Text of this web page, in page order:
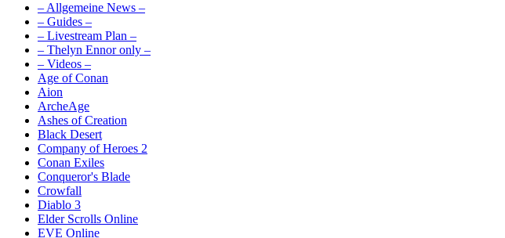
– Allgemeine News –
– Guides –
– Livestream Plan –
– Thelyn Ennor only –
– Videos –
Age of Conan
Aion
ArcheAge
Ashes of Creation
Black Desert
Company of Heroes 2
Conan Exiles
Conqueror's Blade
Crowfall
Diablo 3
Elder Scrolls Online
EVE Online